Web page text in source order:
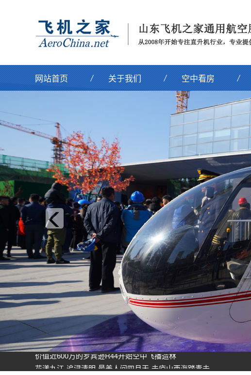
网站首页 关于我们 空中看房
飞机之家龙虎山清明节踏青之旅正式开启
飞机之家空中广告引爆山西吕梁中阳县上空
飞机之家集团正式签约独家承包运营新疆玉其塔什景区，打造低空
阳泉一架价值500多万的红色罗宾逊直升机开展静展活动
济南一小伙新婚现场，租价值500多万的直升机助阵
张家口直升机草原天路空中旅游正式开启
飞机之家出动三架直升机进行大地区农喷作业
价值近600万的罗宾逊R44开始空中飞播造林
花漾九江-追浔清明-最美人间四月天-去庐山西海踏青去
飞机之家桂林山水旅游基地乘坐直升飞机俯瞰看桂林山水你值得拥
飞机之家龙虎山清明节踏青之旅正式开启